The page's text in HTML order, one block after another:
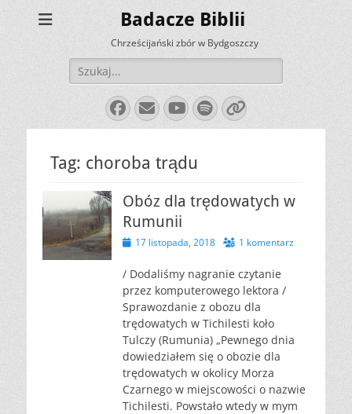
Badacze Biblii
Chrześcijański zbór w Bydgoszczy
Szukaj:
Facebook
E-
mail
YouTube
Spotify
Link
Tag: choroba trądu
Obóz dla trędowatych w
Rumunii
Opublikowano
17 listopada, 2018 1 komentarz
/ Dodaliśmy nagranie czytanie
przez komputerowego lektora /
Sprawozdanie z obozu dla
trędowatych w Tichilesti koło
Tulczy (Rumunia) „Pewnego dnia
dowiedziałem się o obozie dla
trędowatych w okolicy Morza
Czarnego w miejscowości o nazwie
Tichilesti. Powstało wtedy w mym